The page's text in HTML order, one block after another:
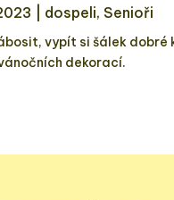
| dospeli, Senioři
vypít si šálek
dekorací.